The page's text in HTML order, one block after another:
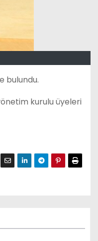
bulundu.
kurulu üyeleri